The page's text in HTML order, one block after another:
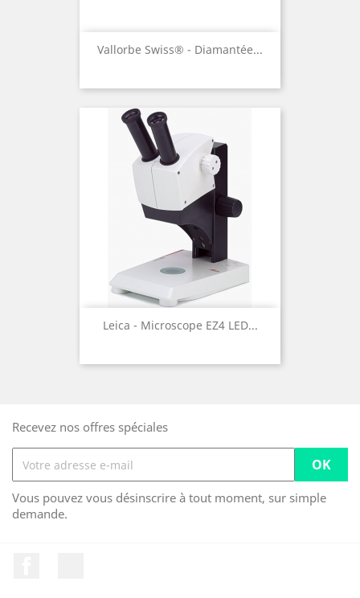
Vallorbe Swiss® - Diamantée...
Leica - Microscope EZ4 LED...
Recevez nos offres spéciales
Vous pouvez vous désinscrire à tout moment, sur simple
demande.